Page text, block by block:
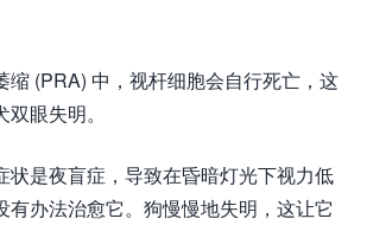
缩 (PRA) 中，视杆细胞会自行死亡，这
眼失明。
状是夜盲症，导致在昏暗灯光下视力低
有办法治愈它。狗慢慢地失明，这让它